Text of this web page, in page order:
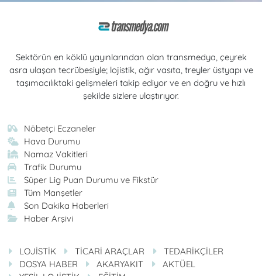
Sektörün en köklü yayınlarından olan transmedya, çeyrek
asra ulaşan tecrübesiyle; lojistik, ağır vasıta, treyler üstyapı ve
taşımacılıktaki gelişmeleri takip ediyor ve en doğru ve hızlı
şekilde sizlere ulaştırıyor.
Nöbetçi Eczaneler
Hava Durumu
Namaz Vakitleri
Trafik Durumu
Süper Lig Puan Durumu ve Fikstür
Tüm Manşetler
Son Dakika Haberleri
Haber Arşivi
LOJİSTİK TİCARİ ARAÇLAR
TEDARİKÇİLER
DOSYA HABER
AKARYAKIT
AKTÜEL